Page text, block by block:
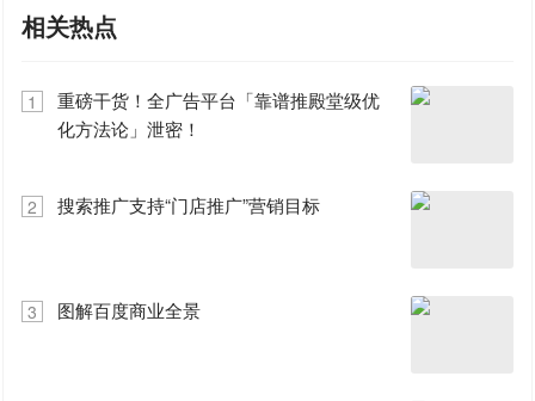
相关热点
1
重磅干货！全广告平台「靠谱推殿堂级优
化方法论」泄密！
2 搜索推广支持“门店推广”营销目标
3 图解百度商业全景